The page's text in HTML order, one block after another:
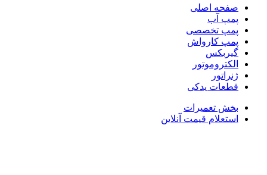
صفحه اصلی
پمپ آب
پمپ تخصصی
پمپ کارواش
گیربکس
الکتروموتور
ژنراتور
قطعات یدکی
بخش تعمیرات
استعلام قیمت آنلاین